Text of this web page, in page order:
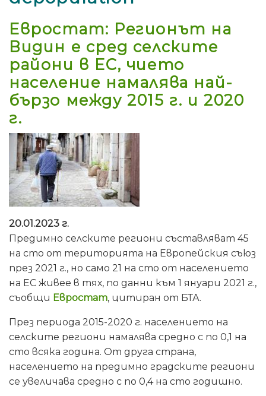
Евростат: Регионът на
Видин е сред селските
райони в ЕС, чието
население намалява най-
бързо между 2015 г. и 2020
г.
20.01.2023 г.
Предимно селските региони съставляват 45
на сто от територията на Европейския съюз
през 2021 г., но само 21 на сто от населението
на ЕС живее в тях, по данни към 1 януари 2021 г.,
съобщи Евростат, цитиран от БТА.
През периода 2015-2020 г. населението на
селските региони намалява средно с по 0,1 на
сто всяка година. От друга страна,
населението на предимно градските региони
се увеличава средно с по 0,4 на сто годишно.